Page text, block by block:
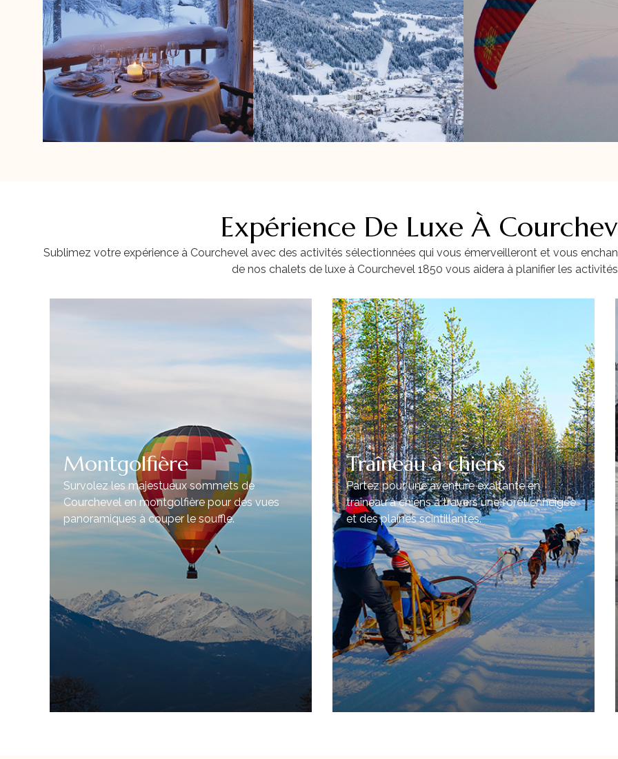
Expérience De Luxe À
Sublimez votre expérience à Courchevel avec des activités sélectionnées qui vous émerveilleront et vous
de nos chalets de luxe à Courchevel 1850 vous aidera à planifier les
Montgolfière
Survolez les majestueux sommets de
Courchevel en montgolfière pour des vues
panoramiques à couper le souffle.
Traîneau à chiens
Partez pour une aventure exaltante en
traîneau à chiens à travers une forêt enneigée
et des plaines scintillantes.